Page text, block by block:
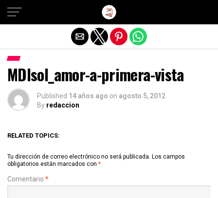
MDIsol_amor-a-primera-vista
Published 14 años ago on agosto 5, 2012
By redaccion
RELATED TOPICS:
Tu dirección de correo electrónico no será publicada. Los campos
obligatorios están marcados con *
Comentario *
Salir de la versión móvil